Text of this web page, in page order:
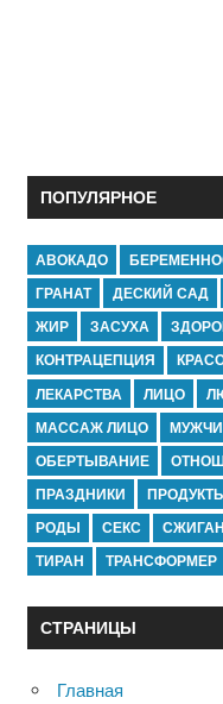
ПОПУЛЯРНОЕ
АВОКАДО
ГРАНАТ
ДЕСКИЙ САД
ЖИР
ЗАСУХА
КОНТРАЦЕПЦИЯ
ЛЕКАРСТВА
ЛИЦО
МАССАЖ ЛИЦО
ОБЕРТЫВАНИЕ
ПРАЗДНИКИ
РОДЫ
СЕКС
ТИРАН
ТРАНСФОРМЕР
СТРАНИЦЫ
Главная